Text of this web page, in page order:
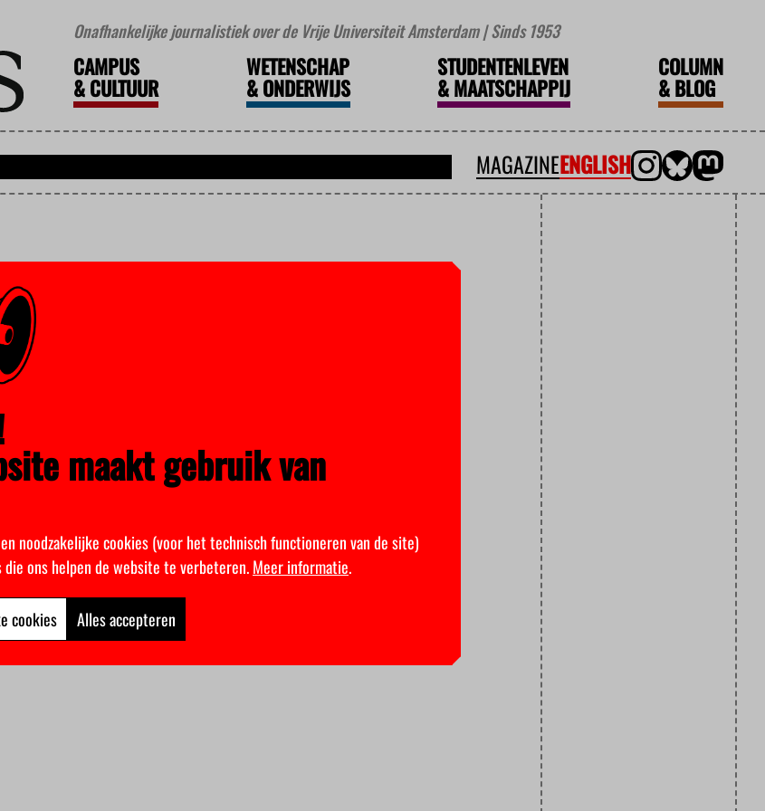
Onafhankelijke journalistiek over de Vrije Universiteit Amsterdam | Sinds 1953
CAMPUS
&CULTUUR
WETENSCHAP
&ONDERWIJS
STUDENTENLEVEN
&MAATSCHAPPIJ
COLUMN
&BLOG
MAGAZINEENGLISH
maakt gebruik van
noodzakelijke cookies (voor het technisch functioneren van de site)
ons helpen de website te verbeteren.Meer informatie.
cookies Alles accepteren